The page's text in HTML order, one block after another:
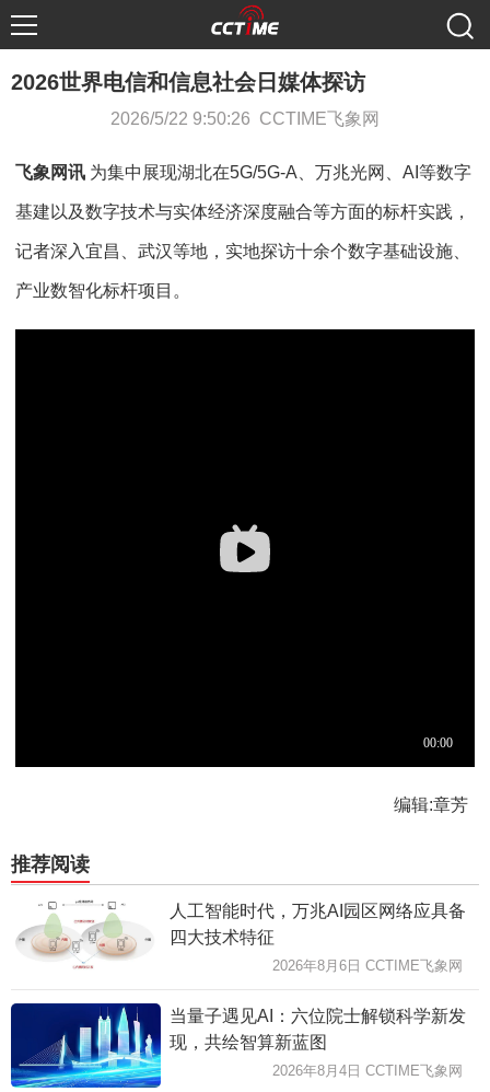
2026世界电信和信息社会日媒体探访
2026/5/22 9:50:26 CCTIME飞象网
飞象网讯 为集中展现湖北在5G/5G-A、万兆光网、AI等数字
基建以及数字技术与实体经济深度融合等方面的标杆实践，
记者深入宜昌、武汉等地，实地探访十余个数字基础设施、
产业数智化标杆项目。
编辑:章芳
推荐阅读
人工智能时代，万兆AI园区网络应具备
四大技术特征
2026年8月6日 CCTIME飞象网
当量子遇见AI：六位院士解锁科学新发
现，共绘智算新蓝图
2026年8月4日 CCTIME飞象网